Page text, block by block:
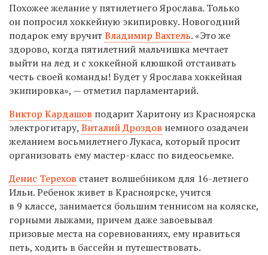
Похожее желание у пятилетнего Ярослава. Только
он попросил хоккейную экипировку. Новогодний
подарок ему вручит Владимир Вахтель. «Это же
здорово, когда пятилетний мальчишка мечтает
выйти на лед и с хоккейной клюшкой отстаивать
честь своей команды! Будет у Ярослава хоккейная
экипировка», — отметил парламентарий.
Виктор Кардашов подарит Харитону из Красноярска
электрогитару, Виталий Дроздов немного озадачен
желанием восьмилетнего Лукаса, который просит
организовать ему мастер-класс по видеосьемке.
Денис Терехов станет волшебником для 16-летнего
Ильи. Ребенок живет в Красноярске, учится
в 9 классе, занимается большим теннисом на коляске,
горными лыжами, причем даже завоевывал
призовые места на соревнованиях, ему нравиться
петь, ходить в бассейн и путешествовать.